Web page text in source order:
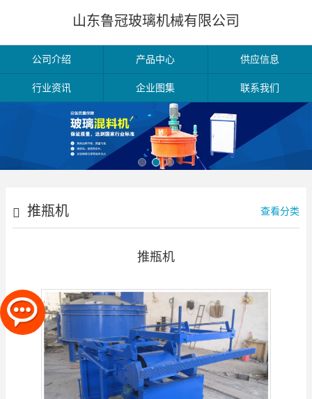
山东鲁冠玻璃机械有限公司
公司介绍 产品中心 供应信息
行业资讯 企业图集 联系我们
推瓶机 查看分类
推瓶机